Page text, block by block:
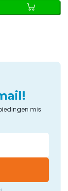
mis